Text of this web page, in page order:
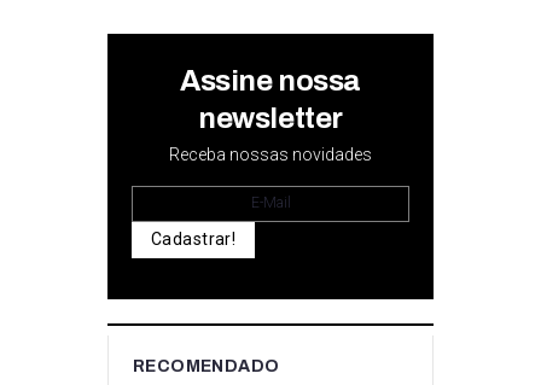
Assine nossa
newsletter
Receba nossas novidades
Cadastrar!
RECOMENDADO